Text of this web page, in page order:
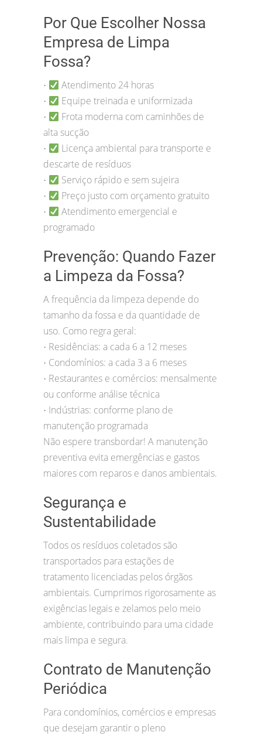
Por Que Escolher Nossa
Empresa de Limpa
Fossa?
• Atendimento 24 horas
• Equipe treinada e uniformizada
•
Frota moderna com caminhões de
alta sucção
•
Licença ambiental para transporte e
descarte de resíduos
• Serviço rápido e sem sujeira
• Preço justo com orçamento gratuito
•
Atendimento emergencial e
programado
Prevenção: Quando Fazer
a Limpeza da Fossa?
A frequência da limpeza depende do
tamanho da fossa e da quantidade de
uso. Como regra geral:
• Residências: a cada 6 a 12 meses
• Condomínios: a cada 3 a 6 meses
• Restaurantes e comércios: mensalmente
ou conforme análise técnica
• Indústrias: conforme plano de
manutenção programada
Não espere transbordar! A manutenção
preventiva evita emergências e gastos
maiores com reparos e danos ambientais.
Segurança e
Sustentabilidade
Todos os resíduos coletados são
transportados para estações de
tratamento licenciadas pelos órgãos
ambientais. Cumprimos rigorosamente as
exigências legais e zelamos pelo meio
ambiente, contribuindo para uma cidade
mais limpa e segura.
Contrato de Manutenção
Periódica
Para condomínios, comércios e empresas
que desejam garantir o pleno